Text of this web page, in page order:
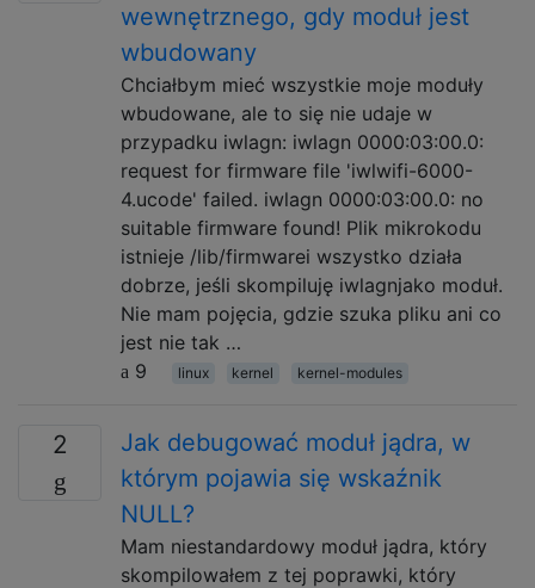
wewnętrznego, gdy moduł jest
wbudowany
Chciałbym mieć wszystkie moje moduły
wbudowane, ale to się nie udaje w
przypadku iwlagn: iwlagn 0000:03:00.0:
request for firmware file 'iwlwifi-6000-
4.ucode' failed. iwlagn 0000:03:00.0: no
suitable firmware found! Plik mikrokodu
istnieje /lib/firmwarei wszystko działa
dobrze, jeśli skompiluję iwlagnjako moduł.
Nie mam pojęcia, gdzie szuka pliku ani co
jest nie tak …
9
linux kernel kernel-modules
2
Jak debugować moduł jądra, w
którym pojawia się wskaźnik
NULL?
Mam niestandardowy moduł jądra, który
skompilowałem z tej poprawki, który